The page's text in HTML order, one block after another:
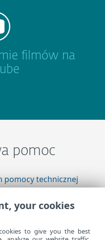
filmów na
pomoc
pomocy technicznej
your cookies
to give you the best